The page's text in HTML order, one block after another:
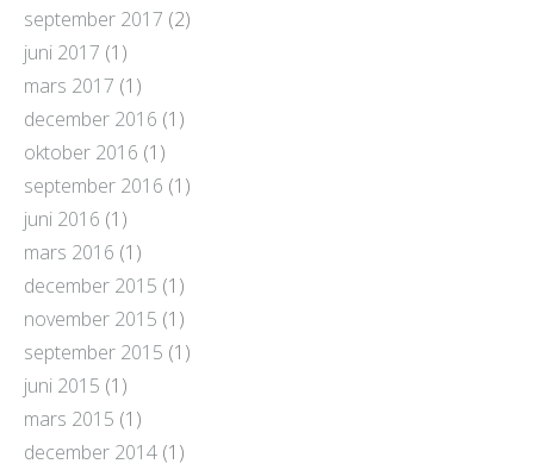
september 2017 (2)
juni 2017 (1)
mars 2017 (1)
december 2016 (1)
oktober 2016 (1)
september 2016 (1)
juni 2016 (1)
mars 2016 (1)
december 2015 (1)
november 2015 (1)
september 2015 (1)
juni 2015 (1)
mars 2015 (1)
december 2014 (1)